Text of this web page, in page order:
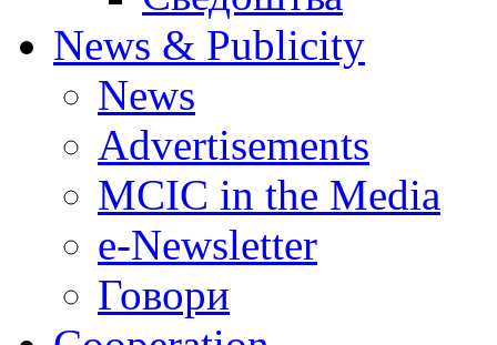
News & Publicity
News
Advertisements
MCIC in the Media
e-Newsletter
Говори